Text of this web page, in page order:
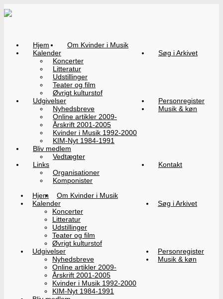
Hjem
Om Kvinder i Musik
Kalender
Koncerter
Litteratur
Udstillinger
Teater og film
Øvrigt kulturstof
Søg i Arkivet
Udgivelser
Nyhedsbreve
Online artikler 2009-
Årskrift 2001-2005
Kvinder i Musik 1992-2000
KIM-Nyt 1984-1991
Personregister
Musik & køn
Bliv medlem
Vedtægter
Links
Organisationer
Komponister
Kontakt
Hjem
Om Kvinder i Musik
Kalender
Koncerter
Litteratur
Udstillinger
Teater og film
Øvrigt kulturstof
Søg i Arkivet
Udgivelser
Nyhedsbreve
Online artikler 2009-
Årskrift 2001-2005
Kvinder i Musik 1992-2000
KIM-Nyt 1984-1991
Personregister
Musik & køn